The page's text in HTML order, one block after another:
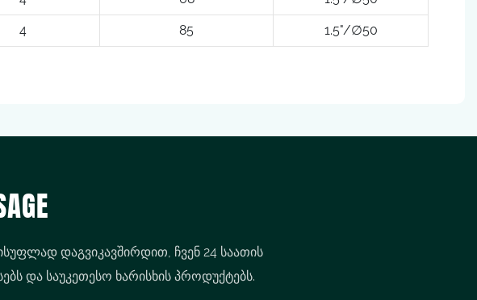
4 85 1.5"/∅50
დაგვიკავშირდით, ჩვენ 24 საათის
და საუკეთესო ხარისხის პროდუქტებს.